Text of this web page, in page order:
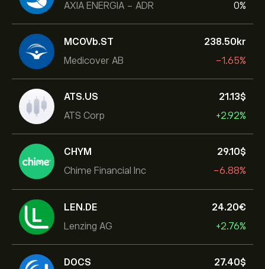
AXIA ENERGIA - ADR
0%
MCOVb.ST
Medicover AB
238.50‎kr‎
-1.65%
ATS.US
ATS Corp
21.13‎$‎
+2.92%
CHYM
Chime Financial Inc
29.10‎$‎
-6.88%
LEN.DE
Lenzing AG
24.20‎€‎
+2.76%
DOCS
27.40‎$‎